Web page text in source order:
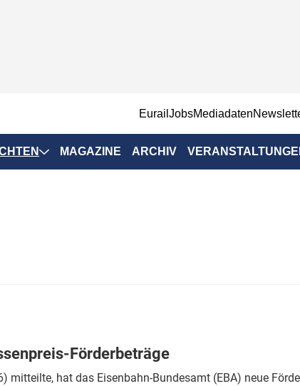
EurailJobsMediadaten
& Ausrüstung
MAGAZINE ARCHIV
Förderbeträge
mitteilte, hat das Eisenbahn-Bundesamt (EBA) neue